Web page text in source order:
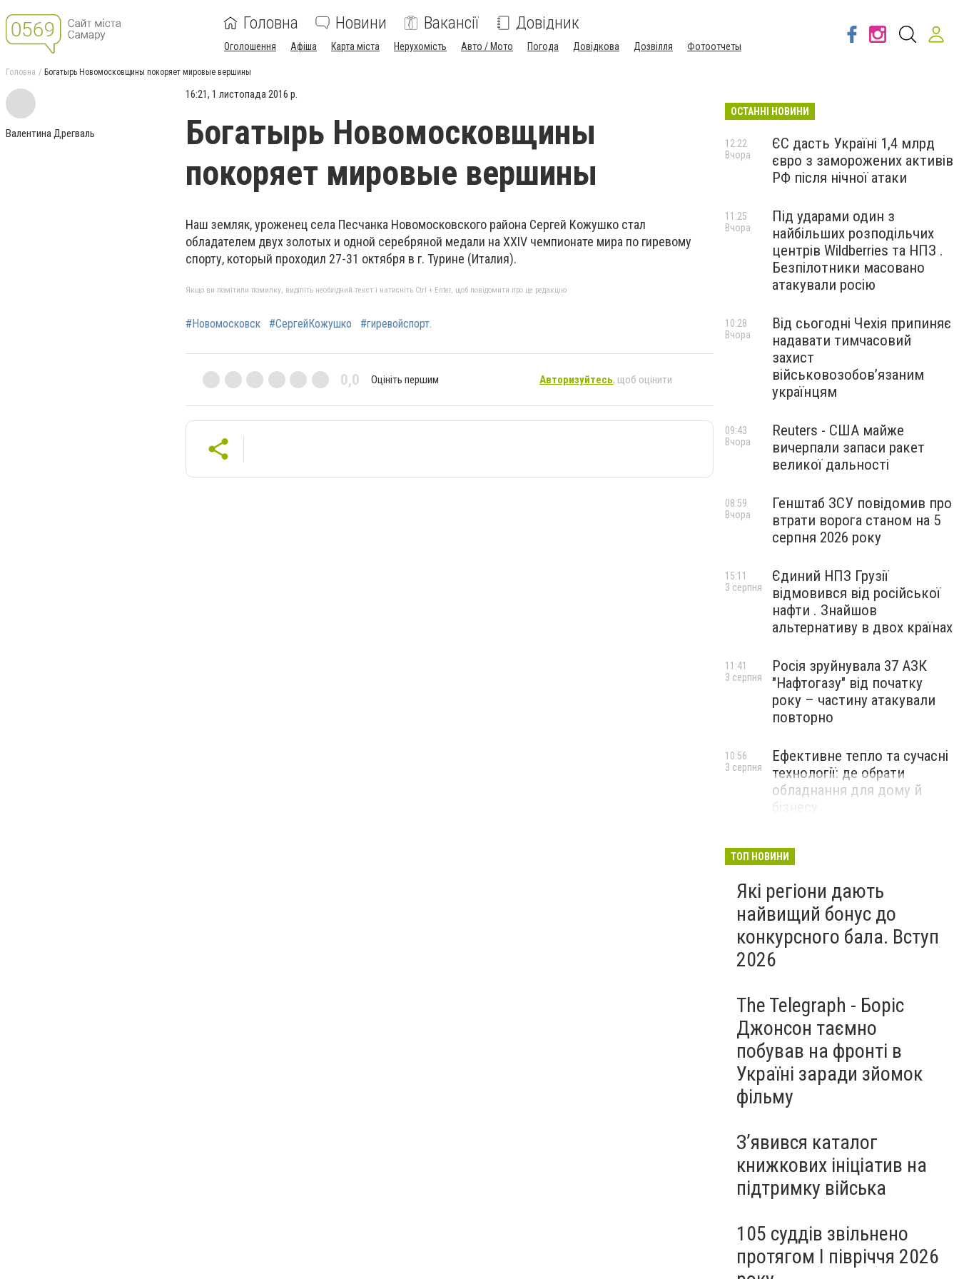
Головна Новини Вакансії Довідник
Оголошення Афіша Карта міста Нерухомість Авто / Мото Погода Довідкова Дозвілля Фотоотчеты
Головна Богатырь Новомосковщины покоряет мировые вершины
Валентина Дрегваль
16:21, 1 листопада 2016 р.
Богатырь Новомосковщины
покоряет мировые вершины
Наш земляк, уроженец села Песчанка Новомосковского района Сергей Кожушко стал
обладателем двух золотых и одной серебряной медали на XXIV чемпионате мира по гиревому
спорту, который проходил 27-31 октября в г. Турине (Италия).
Якщо ви помітили помилку, виділіть необхідний текст і натисніть Ctrl + Enter, щоб повідомити про це редакцію
#Новомосковск #СергейКожушко #гиревойспорт.
0,0 Оцініть першим Авторизуйтесь, щоб оцінити
ОСТАННІ НОВИНИ
ЄС дасть Україні 1,4 млрд
євро з заморожених активів
РФ після нічної атаки
12:22
Вчора
Під ударами один з
найбільших розподільчих
центрів Wildberries та НПЗ .
Безпілотники масовано
атакували росію
11:25
Вчора
Від сьогодні Чехія припиняє
надавати тимчасовий
захист
військовозобов’язаним
українцям
10:28
Вчора
Reuters - США майже
вичерпали запаси ракет
великої дальності
09:43
Вчора
Генштаб ЗСУ повідомив про
втрати ворога станом на 5
серпня 2026 року
08:59
Вчора
Єдиний НПЗ Грузії
відмовився від російської
нафти . Знайшов
альтернативу в двох країнах
15:11
3 серпня
Росія зруйнувала 37 АЗК
"Нафтогазу" від початку
року – частину атакували
повторно
11:41
3 серпня
Ефективне тепло та сучасні
технології: де обрати
обладнання для дому й
бізнесу
10:56
3 серпня
ТОП НОВИНИ
Які регіони дають
найвищий бонус до
конкурсного бала. Вступ
2026
The Telegraph - Боріс
Джонсон таємно
побував на фронті в
Україні заради зйомок
фільму
З’явився каталог
книжкових ініціатив на
підтримку війська
105 суддів звільнено
протягом I півріччя 2026